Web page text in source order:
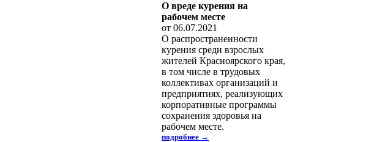
О вреде курения на
рабочем месте
от 06.07.2021
О распространенности
курения среди взрослых
жителей Красноярского края,
в том числе в трудовых
коллективах организаций и
предприятиях, реализующих
корпоративные программы
сохранения здоровья на
рабочем месте.
подробнее →